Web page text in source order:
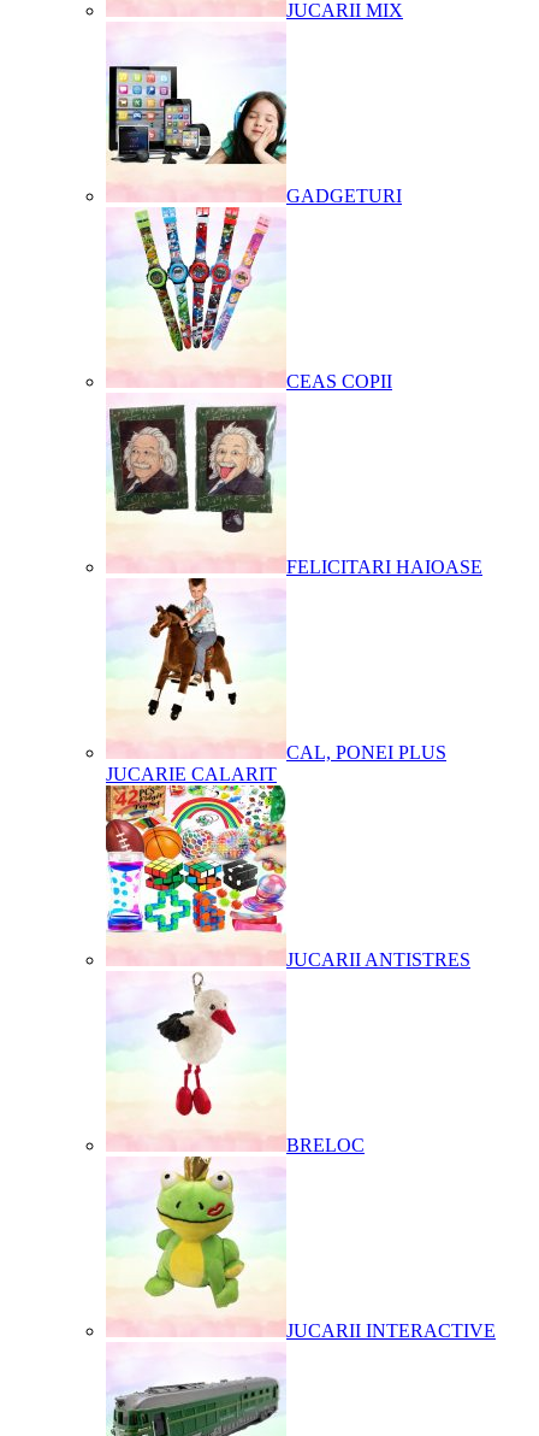
JUCARII MIX
GADGETURI
CEAS COPII
FELICITARI HAIOASE
CAL, PONEI PLUS
JUCARIE CALARIT
JUCARII ANTISTRES
BRELOC
JUCARII INTERACTIVE